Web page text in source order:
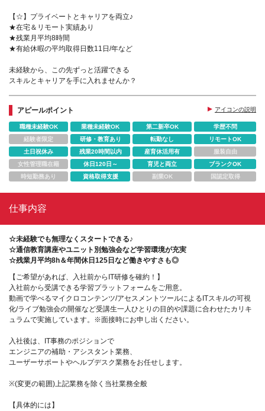
【☆】プライベートとキャリアを両立♪
★在宅＆リモート実績あり
★残業月平均8時間
★有給休暇の平均取得日数11日/年など
未経験から、この先ずっと活躍できる
スキルとキャリアを手に入れませんか？
アピールポイント アイコンの説明
職種未経験OK 業種未経験OK 第二新卒OK
学歴不問
経験者限定
研修・教育あり 転勤なし
リモートOK
土日祝休み
残業20時間以内 産育休活用有
服装自由
女性管理職在籍
休日120日～ 育児と両立
ブランクOK
時短勤務あり
資格取得支援 副業OK 国認定取得
仕事内容
☆未経験でも無理なくスタートできる♪
☆通信教育講座やユニット別勉強会など学習環境が充実
☆残業月平均8h＆年間休日125日など働きやすさも◎
【ご希望があれば、入社前からIT研修を確約！】
入社前から受講できる学習プラットフォームをご用意。
動画で学べるマイクロコンテンツ/アセスメントツールによるITスキルの可視
化/ライブ勉強会の開催など受講生一人ひとりの目的や課題に合わせたカリキ
ュラムで実施しています。※面接時にお申し出ください。
入社後は、IT事務のポジションで
エンジニアの補助・アシスタント業務、
ユーザーサポートやヘルプデスク業務をお任せします。
※(変更の範囲)上記業務を除く当社業務全般
【具体的には】